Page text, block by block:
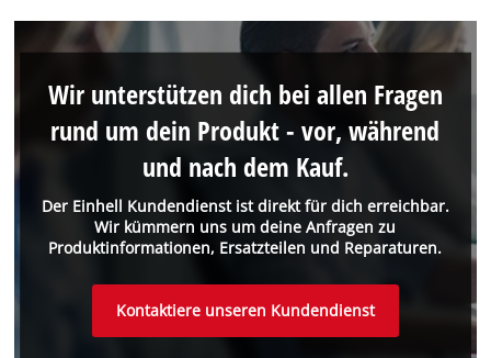
Der Einhell Kundendienst ist direkt für dich erreichbar.
Wir kümmern uns um deine Anfragen zu
Produktinformationen, Ersatzteilen und Reparaturen.
Wir unterstützen dich bei allen Fragen
rund um dein Produkt - vor, während
und nach dem Kauf.
Kontaktiere unseren Kundendienst